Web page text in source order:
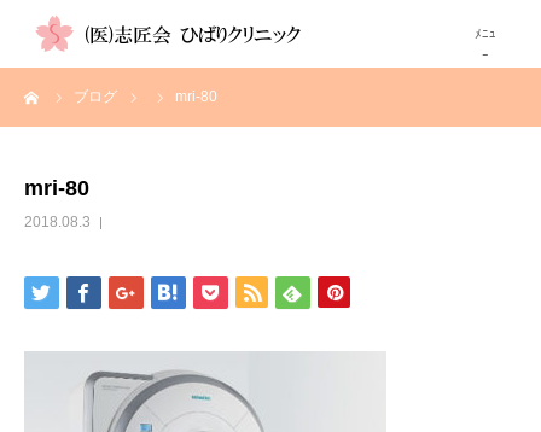
ブログ mri-80
mri-80
2018.08.3
TOP
画像検査紹介
高尿酸血症（痛風）が気になる方へ